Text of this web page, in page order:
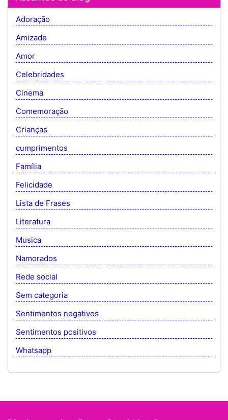
Adoração
Amizade
Amor
Celebridades
Cinema
Comemoração
Crianças
cumprimentos
Família
Felicidade
Lista de Frases
Literatura
Musica
Namorados
Rede social
Sem categoria
Sentimentos negativos
Sentimentos positivos
Whatsapp